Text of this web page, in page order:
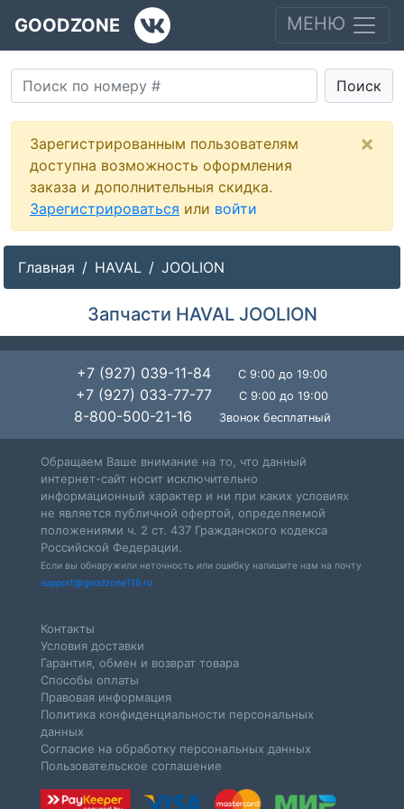
GOODZONE МЕНЮ
Поиск
Зарегистрированным пользователям
доступна возможность оформления
заказа и дополнительныя скидка.
Зарегистрироваться или войти
×
Главная HAVAL JOOLION
Запчасти HAVAL JOOLION
+7 (927) 039-11-84 С 9:00 до 19:00
+7 (927) 033-77-77 С 9:00 до 19:00
8-800-500-21-16 Звонок бесплатный
Обращаем Ваше внимание на то, что данный
интернет-сайт носит исключительно
информационный характер и ни при каких условиях
не является публичной офертой, определяемой
положениями ч. 2 ст. 437 Гражданского кодекса
Российской Федерации.
Если вы обнаружили неточность или ошибку напишите нам на почту
support@goodzone116.ru
Контакты
Условия доставки
Гарантия, обмен и возврат товара
Способы оплаты
Правовая информация
Политика конфиденциальности персональных
данных
Согласие на обработку персональных данных
Пользовательское соглашение